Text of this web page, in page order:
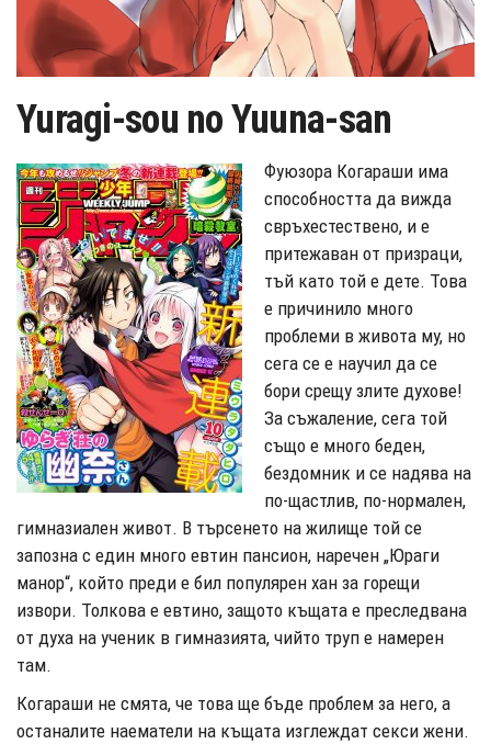
Yuragi-sou no Yuuna-san
Фуюзора Когараши има
способността да вижда
свръхестествено, и е
притежаван от призраци,
тъй като той е дете. Това
е причинило много
проблеми в живота му, но
сега се е научил да се
бори срещу злите духове!
За съжаление, сега той
също е много беден,
бездомник и се надява на
по-щастлив, по-нормален,
гимназиален живот. В търсенето на жилище той се
запозна с един много евтин пансион, наречен „Юраги
манор“, който преди е бил популярен хан за горещи
извори. Толкова е евтино, защото къщата е преследвана
от духа на ученик в гимназията, чийто труп е намерен
там.
Когараши не смята, че това ще бъде проблем за него, а
останалите наематели на къщата изглеждат секси жени.